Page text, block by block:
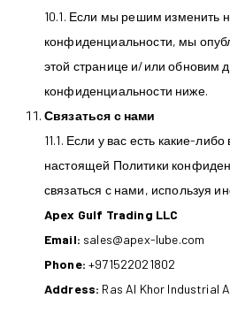
10.1. Если мы решим изменить
конфиденциальности, мы
этой странице и/или обновим
конфиденциальности ниже.
Связаться с нами
11.1. Если у вас есть какие-
настоящей Политики
связаться с нами, используя
Apex Gulf Trading LLC
Email: sales@apex-lube.com
Phone: +971522021802
Address: Ras Al Khor Industrial